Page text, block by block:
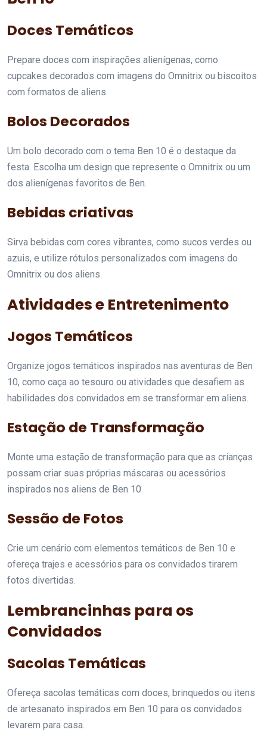
Doces Temáticos
Prepare doces com inspirações alienígenas, como
cupcakes decorados com imagens do Omnitrix ou biscoitos
com formatos de aliens.
Bolos Decorados
Um bolo decorado com o tema Ben 10 é o destaque da
festa. Escolha um design que represente o Omnitrix ou um
dos alienígenas favoritos de Ben.
Bebidas criativas
Sirva bebidas com cores vibrantes, como sucos verdes ou
azuis, e utilize rótulos personalizados com imagens do
Omnitrix ou dos aliens.
Atividades e Entretenimento
Jogos Temáticos
Organize jogos temáticos inspirados nas aventuras de Ben
10, como caça ao tesouro ou atividades que desafiem as
habilidades dos convidados em se transformar em aliens.
Estação de Transformação
Monte uma estação de transformação para que as crianças
possam criar suas próprias máscaras ou acessórios
inspirados nos aliens de Ben 10.
Sessão de Fotos
Crie um cenário com elementos temáticos de Ben 10 e
ofereça trajes e acessórios para os convidados tirarem
fotos divertidas.
Lembrancinhas para os
Convidados
Sacolas Temáticas
Ofereça sacolas temáticas com doces, brinquedos ou itens
de artesanato inspirados em Ben 10 para os convidados
levarem para casa.